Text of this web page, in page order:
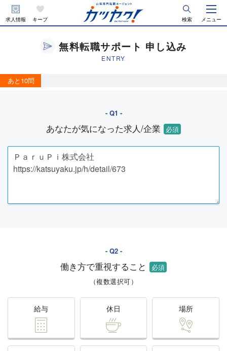
求人情報 キープ 検索 メニュー
無料転職サポート 申し込み
ENTRY
あと10問
あなたが気になった求人/企業
働き方で重視すること
（複数選択可）
給与 休日 場所